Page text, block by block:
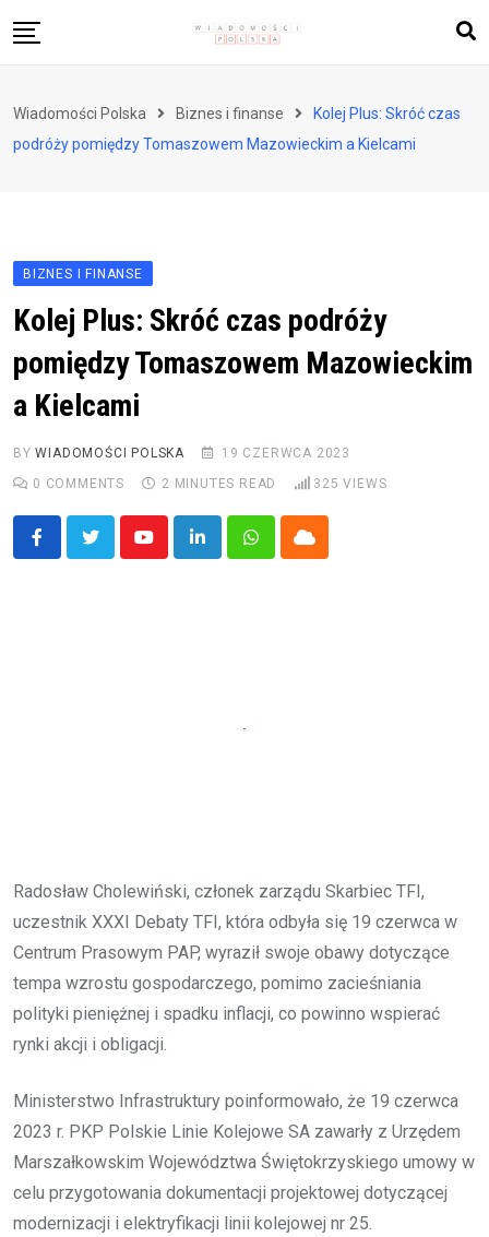
to
Zdrowie i styl życia
Wiadomości Polska Biznes i finanse
Kolej Plus: Skróć czas
podróży pomiędzy Tomaszowem Mazowieckim a Kielcami
BIZNES I FINANSE
Kolej Plus: Skróć czas podróży
pomiędzy Tomaszowem Mazowieckim
a Kielcami
BYWIADOMOŚCI POLSKA
19 CZERWCA 2023
0 COMMENTS 2 MINUTES READ 325 VIEWS
YoutubeLinkedInWhatsappCloud
Radosław Cholewiński, członek zarządu Skarbiec TFI,
uczestnik XXXI Debaty TFI, która odbyła się 19 czerwca w
Centrum Prasowym PAP, wyraził swoje obawy dotyczące
tempa wzrostu gospodarczego, pomimo zacieśniania
polityki pieniężnej i spadku inflacji, co powinno wspierać
rynki akcji i obligacji.
Ministerstwo Infrastruktury poinformowało, że 19 czerwca
2023 r. PKP Polskie Linie Kolejowe SA zawarły z Urzędem
Marszałkowskim Województwa Świętokrzyskiego umowy w
celu przygotowania dokumentacji projektowej dotyczącej
modernizacji i elektryfikacji linii kolejowej nr 25.